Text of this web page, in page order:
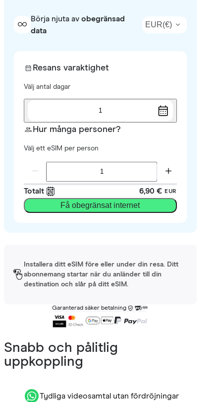
Börja njuta av obegränsad
data
EUR(€)
Resans varaktighet
Välj antal dagar
1
Hur många personer?
Välj ett eSIM per person
Totalt 6,90 € EUR
Få obegränsat internet
Installera ditt eSIM före eller under din resa. Ditt
abonnemang startar när du anländer till din
destination och slår på ditt eSIM.
Garanterad säker betalning
Snabb och pålitlig
uppkoppling
Tydliga videosamtal utan fördröjningar